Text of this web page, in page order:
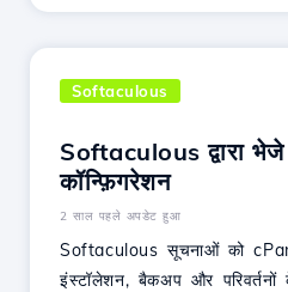
Softaculous
Softaculous द्वारा
कॉन्फ़िगरेशन
2 साल पहले अपडेट हुआ
Softaculous सूचनाओं को
इंस्टॉलेशन, बैकअप और